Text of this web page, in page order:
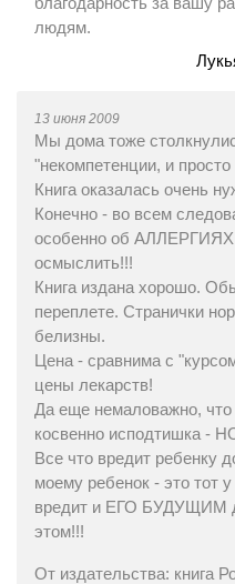
людям.
13 июня 2009
Мы дома тоже
"некомпетенции, и
Книга оказалась очень
Конечно - во всем
особенно об АЛЛЕРГИЯХ
осмыслить!!!
Книга издана хорошо.
переплете. Странички
белизны.
Цена - сравнима с
цены лекарств!
Да еще немаловажно, что
косвенно исподтишка -
Все что вредит ребенку
моему ребенок - это тот
вредит и ЕГО БУДУЩИМ
этом!!!
От издательства: книга